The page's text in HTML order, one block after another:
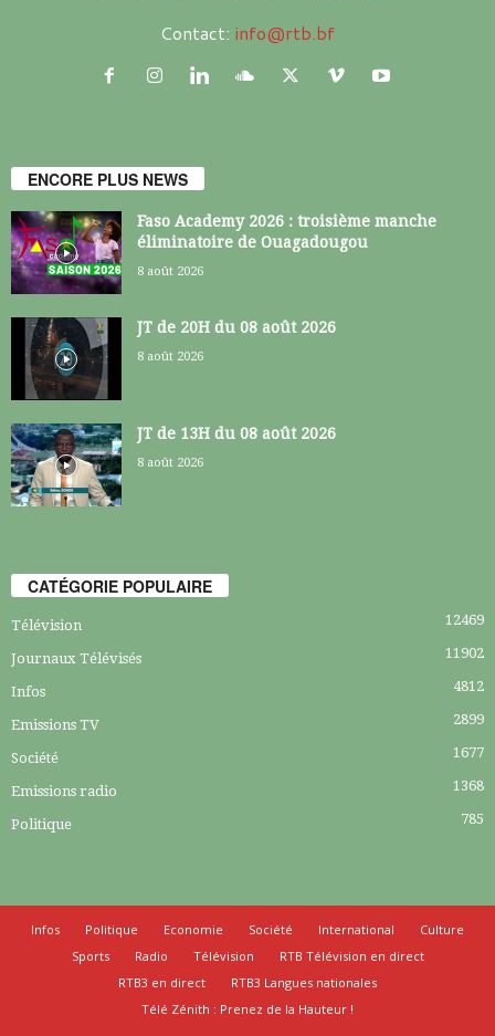
Contact: info@rtb.bf
ENCORE PLUS NEWS
Faso Academy 2026 : troisième manche
éliminatoire de Ouagadougou
8 août 2026
JT de 20H du 08 août 2026
8 août 2026
JT de 13H du 08 août 2026
8 août 2026
CATÉGORIE POPULAIRE
Télévision 12469
Journaux Télévisés 11902
Infos 4812
Emissions TV 2899
Société 1677
Emissions radio 1368
Politique 785
Infos Politique Economie Société International
Culture
Sports
Radio Télévision
RTB Télévision en direct
RTB3 en direct
RTB3 Langues nationales
Télé Zénith : Prenez de la Hauteur !